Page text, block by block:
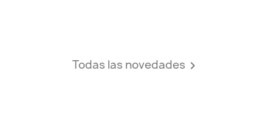
Todas las novedades 